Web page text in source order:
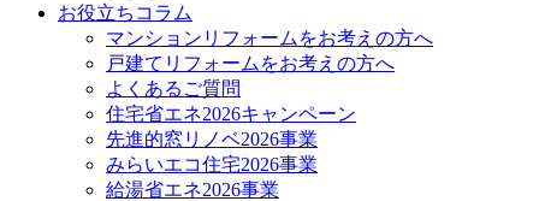
お役立ちコラム
マンションリフォームをお考えの方へ
戸建てリフォームをお考えの方へ
よくあるご質問
住宅省エネ2026キャンペーン
先進的窓リノベ2026事業
みらいエコ住宅2026事業
給湯省エネ2026事業